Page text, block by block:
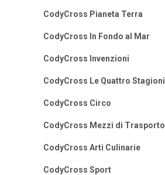
CodyCross Pianeta Terra
CodyCross In Fondo al Mar
CodyCross Invenzioni
CodyCross Le Quattro Stagioni
CodyCross Circo
CodyCross Mezzi di Trasporto
CodyCross Arti Culinarie
CodyCross Sport